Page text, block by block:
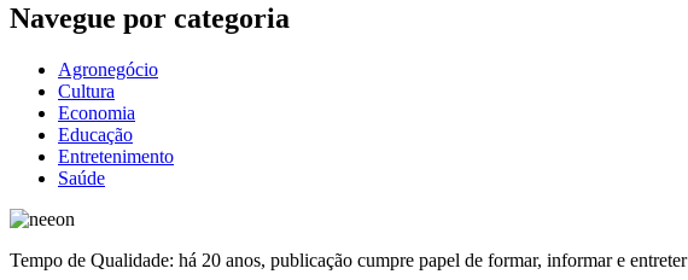
Navegue por categoria
Agronegócio
Cultura
Economia
Educação
Entretenimento
Saúde
Tempo de Qualidade: há 20 anos, publicação cumpre papel de formar, informar e entreter